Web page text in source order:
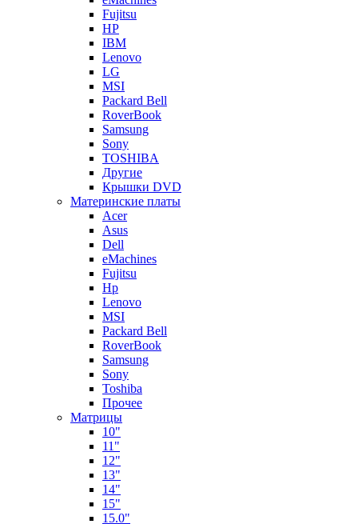
Fujitsu
HP
IBM
Lenovo
LG
MSI
Packard Bell
RoverBook
Samsung
Sony
TOSHIBA
Другие
Крышки DVD
Материнские платы
Acer
Asus
Dell
eMachines
Fujitsu
Hp
Lenovo
MSI
Packard Bell
RoverBook
Samsung
Sony
Toshiba
Прочее
Матрицы
10"
11"
12"
13"
14"
15"
15.0"